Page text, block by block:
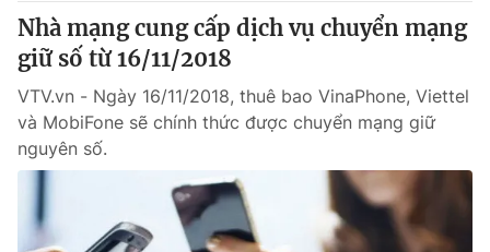
VTV9 VTV8
Liên hệ tòa soạn English
THỜI BÁO VTV
Nhà mạng cung cấp dịch vụ chuyển mạng
giữ số từ 16/11/2018
VTV.vn - Ngày 16/11/2018, thuê bao VinaPhone, Viettel
và MobiFone sẽ chính thức được chuyển mạng giữ
nguyên số.